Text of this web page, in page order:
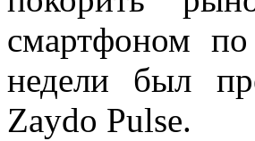
смартфоном
недели был
Zaydo Pulse.